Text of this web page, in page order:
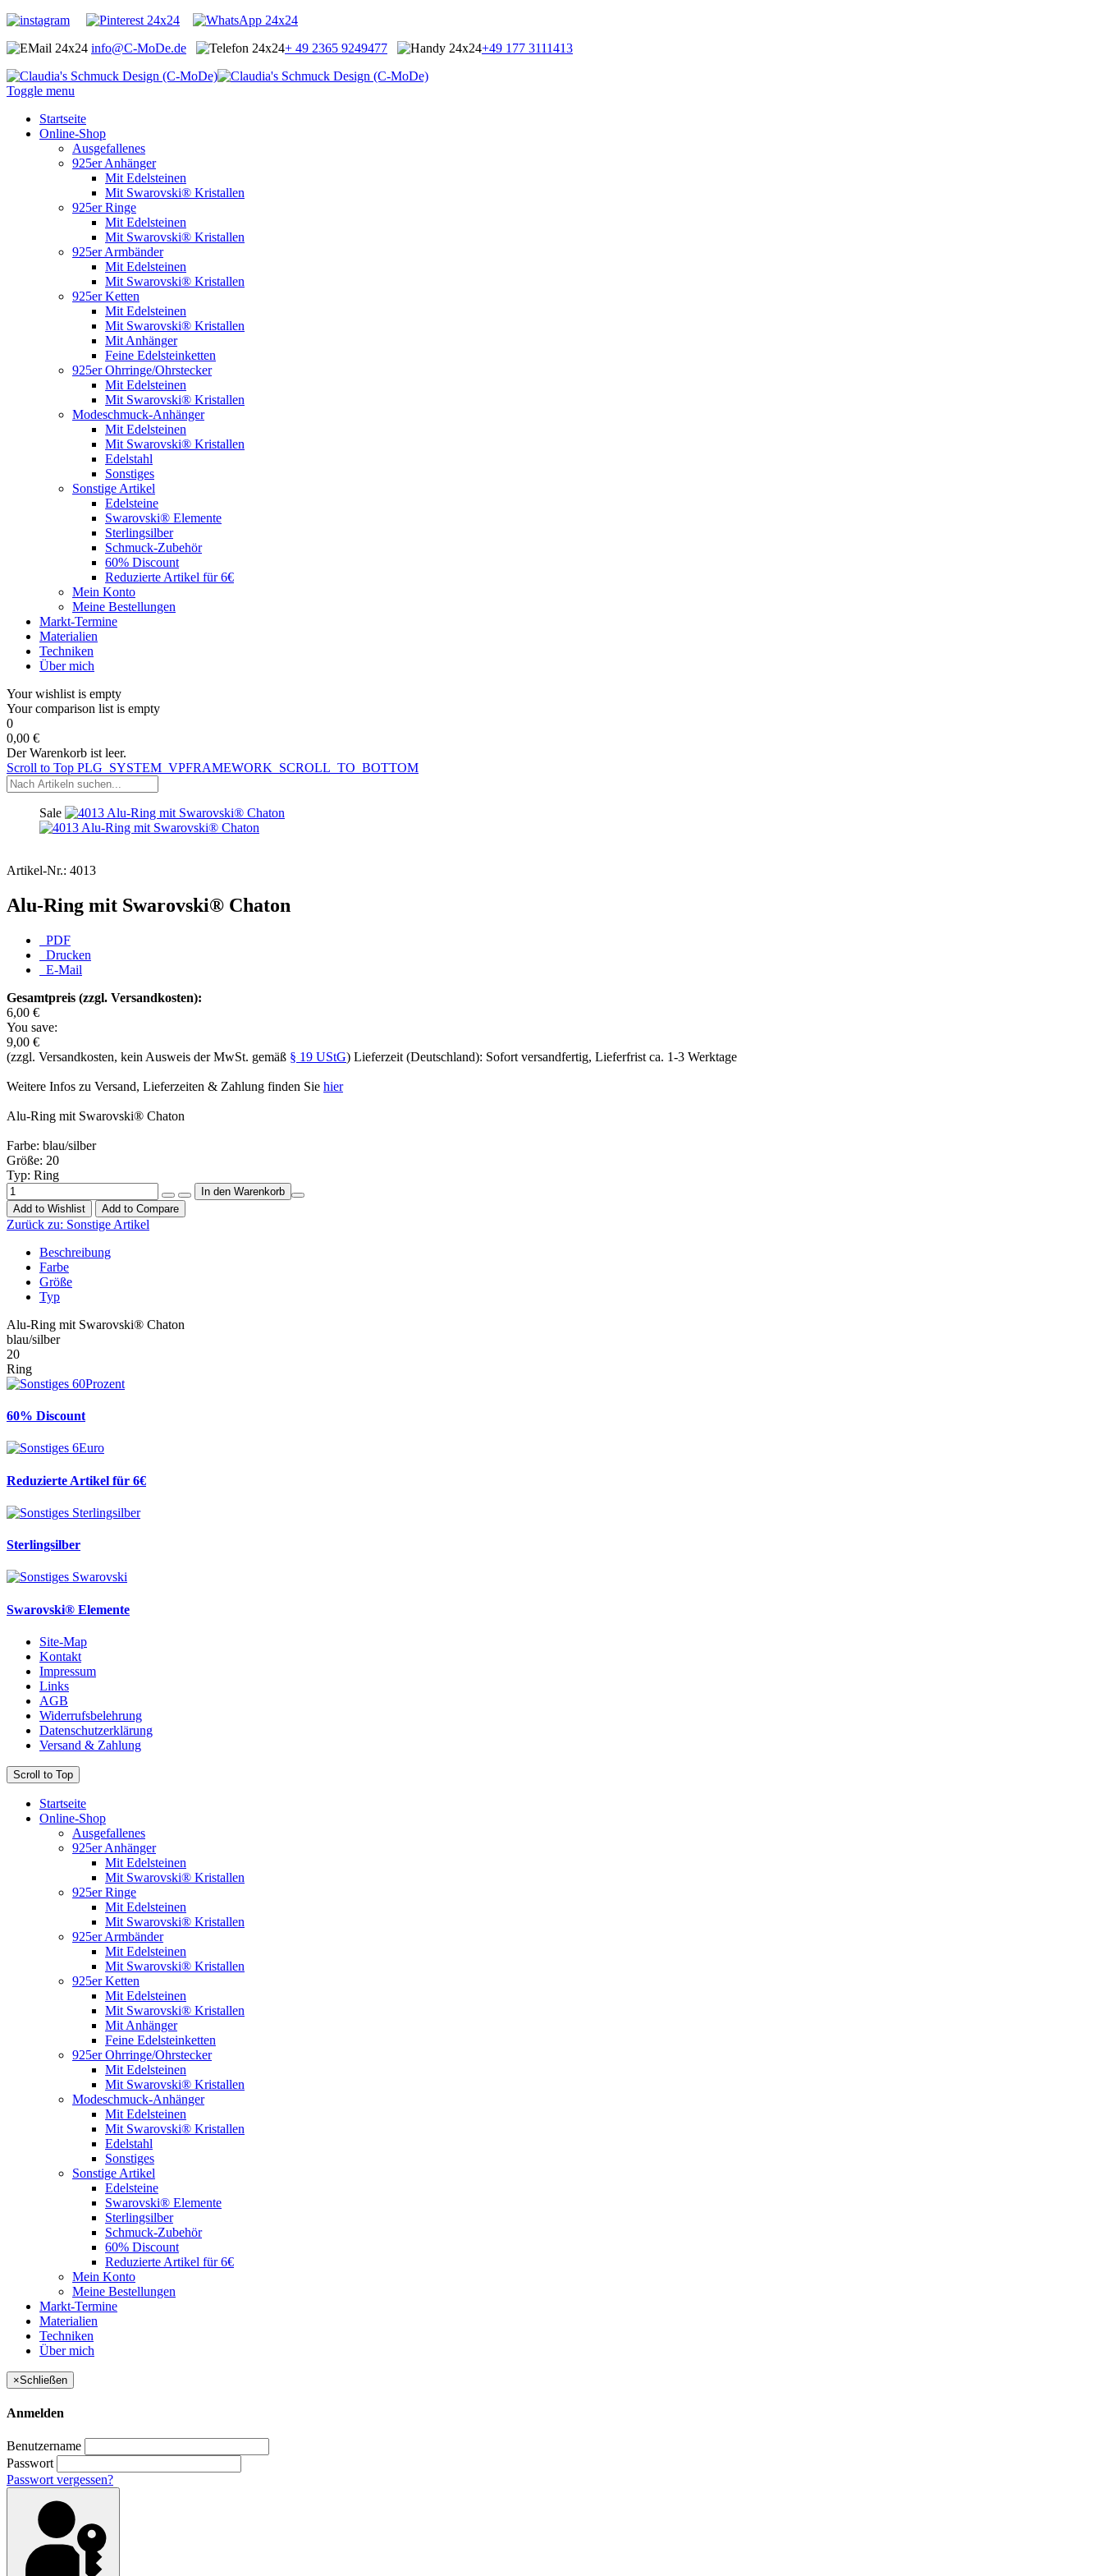
info@C-MoDe.de + 49 2365 9249477 +49 177 3111413
Toggle menu
Startseite
Online-Shop
Ausgefallenes
925er Anhänger
Mit Edelsteinen
Mit Swarovski® Kristallen
925er Ringe
Mit Edelsteinen
Mit Swarovski® Kristallen
925er Armbänder
Mit Edelsteinen
Mit Swarovski® Kristallen
925er Ketten
Mit Edelsteinen
Mit Swarovski® Kristallen
Mit Anhänger
Feine Edelsteinketten
925er Ohrringe/Ohrstecker
Mit Edelsteinen
Mit Swarovski® Kristallen
Modeschmuck-Anhänger
Mit Edelsteinen
Mit Swarovski® Kristallen
Edelstahl
Sonstiges
Sonstige Artikel
Edelsteine
Swarovski® Elemente
Sterlingsilber
Schmuck-Zubehör
60% Discount
Reduzierte Artikel für 6€
Mein Konto
Meine Bestellungen
Markt-Termine
Materialien
Techniken
Über mich
Your wishlist is empty
Your comparison list is empty
0
0,00 €
Der Warenkorb ist leer.
Scroll to Top PLG_SYSTEM_VPFRAMEWORK_SCROLL_TO_BOTTOM
Sale
Artikel-Nr.: 4013
Alu-Ring mit Swarovski® Chaton
PDF
Drucken
E-Mail
Gesamtpreis (zzgl. Versandkosten):
6,00 €
You save:
9,00 €
(zzgl. Versandkosten, kein Ausweis der MwSt. gemäß § 19 UStG) Lieferzeit (Deutschland): Sofort versandfertig, Lieferfrist ca. 1-3 Werktage
Weitere Infos zu Versand, Lieferzeiten & Zahlung finden Sie hier
Alu-Ring mit Swarovski® Chaton
Farbe: blau/silber
Größe: 20
Typ: Ring
Add to Wishlist Add to Compare
Zurück zu: Sonstige Artikel
Beschreibung
Farbe
Größe
Typ
Alu-Ring mit Swarovski® Chaton
blau/silber
20
Ring
60% Discount
Reduzierte Artikel für 6€
Sterlingsilber
Swarovski® Elemente
Site-Map
Kontakt
Impressum
Links
AGB
Widerrufsbelehrung
Datenschutzerklärung
Versand & Zahlung
Scroll to Top
Startseite
Online-Shop
Ausgefallenes
925er Anhänger
Mit Edelsteinen
Mit Swarovski® Kristallen
925er Ringe
Mit Edelsteinen
Mit Swarovski® Kristallen
925er Armbänder
Mit Edelsteinen
Mit Swarovski® Kristallen
925er Ketten
Mit Edelsteinen
Mit Swarovski® Kristallen
Mit Anhänger
Feine Edelsteinketten
925er Ohrringe/Ohrstecker
Mit Edelsteinen
Mit Swarovski® Kristallen
Modeschmuck-Anhänger
Mit Edelsteinen
Mit Swarovski® Kristallen
Edelstahl
Sonstiges
Sonstige Artikel
Edelsteine
Swarovski® Elemente
Sterlingsilber
Schmuck-Zubehör
60% Discount
Reduzierte Artikel für 6€
Mein Konto
Meine Bestellungen
Markt-Termine
Materialien
Techniken
Über mich
×Schließen
Anmelden
Benutzername
Passwort
Passwort vergessen?